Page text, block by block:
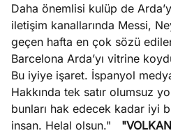
Daha önemlisi kulüp de
iletişim kanallarında Messi,
geçen hafta en çok sözü
Barcelona Arda’yı vitrine
Bu iyiye işaret. İspanyol
Hakkında tek satır olumsuz
bunları hak edecek kadar iyi
insan. Helal olsun."